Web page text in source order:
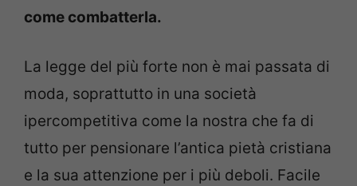
come combatterla.
La legge del più forte non è mai passata di
moda, soprattutto in una società
ipercompetitiva come la nostra che fa di
tutto per pensionare l’antica pietà cristiana
e la sua attenzione per i più deboli. Facile